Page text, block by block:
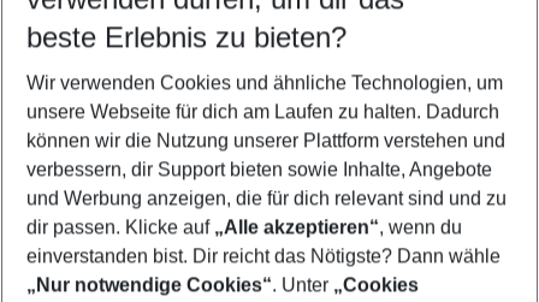
5-8 Nächte
2 Erwachsene Keine Kinder
Mehr Filter anzeigen
beste Erlebnis zu bieten?
Wir verwenden Cookies und ähnliche Technologien, um
unsere Webseite für dich am Laufen zu halten. Dadurch
können wir die Nutzung unserer Plattform verstehen und
verbessern, dir Support bieten sowie Inhalte, Angebote
und Werbung anzeigen, die für dich relevant sind und zu
dir passen. Klicke auf „Alle akzeptieren“, wenn du
einverstanden bist. Dir reicht das Nötigste? Dann wähle
„Nur notwendige Cookies“. Unter „Cookies